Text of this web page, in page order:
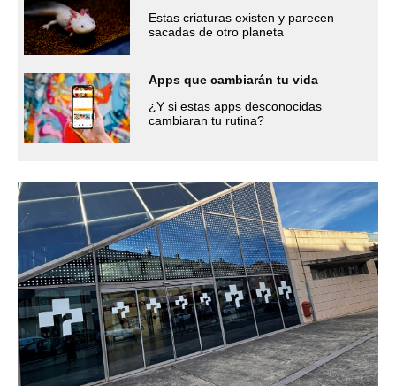
Estas criaturas existen y parecen
sacadas de otro planeta
Apps que cambiarán tu vida
¿Y si estas apps desconocidas
cambiaran tu rutina?